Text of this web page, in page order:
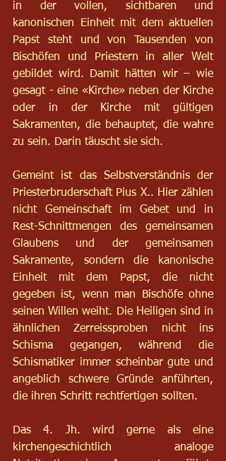
in der vollen, sichtbaren und
kanonischen Einheit mit dem aktuellen
Papst steht und von Tausenden von
Bischöfen und Priestern in aller Welt
gebildet wird. Damit hätten wir – wie
gesagt - eine «Kirche» neben der Kirche
oder in der Kirche mit gültigen
Sakramenten, die behauptet, die wahre
zu sein. Darin täuscht sie sich.
Gemeint ist das Selbstverständnis der
Priesterbruderschaft Pius X.. Hier zählen
nicht Gemeinschaft im Gebet und in
Rest-Schnittmengen des gemeinsamen
Glaubens und der gemeinsamen
Sakramente, sondern die kanonische
Einheit mit dem Papst, die nicht
gegeben ist, wenn man Bischöfe ohne
seinen Willen weiht. Die Heiligen sind in
ähnlichen Zerreissproben nicht ins
Schisma gegangen, während die
Schismatiker immer scheinbar gute und
angeblich schwere Gründe anführten,
die ihren Schritt rechtfertigen sollten.
Das 4. Jh. wird gerne als eine
kirchengeschichtlich analoge